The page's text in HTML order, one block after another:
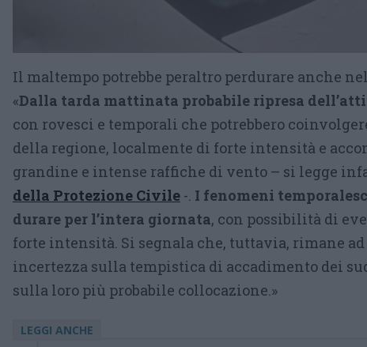
Il maltempo potrebbe peraltro perdurare anche
«Dalla tarda mattinata probabile ripresa
con rovesci e temporali che potrebbero
della regione, localmente di forte intensità e
grandine e intense raffiche di vento – si legge
della Protezione Civile -. I fenomeni
durare per l’intera giornata, con possibilità di
forte intensità. Si segnala che, tuttavia, rimane
incertezza sulla tempistica di accadimento dei
sulla loro più probabile collocazione.»
LEGGI ANCHE